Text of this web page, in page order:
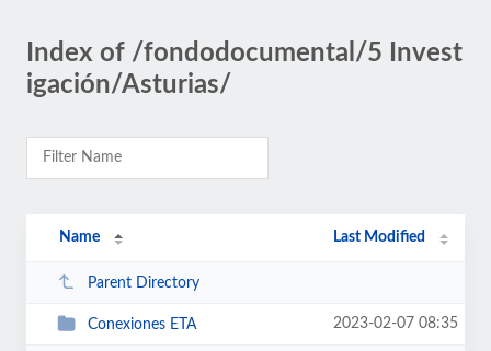
Index of /fondodocumental/5 Invest
igación/Asturias/
Name Last Modified
Parent Directory
Conexiones ETA 2023-02-07 08:35